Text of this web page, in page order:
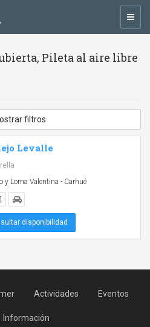
Pileta al aire libre
filtros
Levalle
y Loma Valentina - Carhué
disponibilidad
Actividades Eventos
Información